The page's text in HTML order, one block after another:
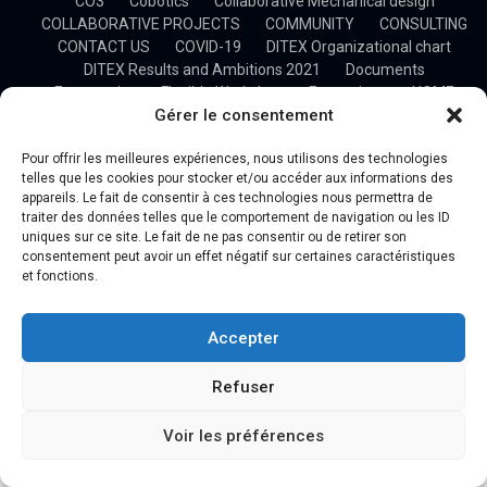
Gérer le consentement
Pour offrir les meilleures expériences, nous utilisons des technologies
telles que les cookies pour stocker et/ou accéder aux informations des
appareils. Le fait de consentir à ces technologies nous permettra de
traiter des données telles que le comportement de navigation ou les ID
uniques sur ce site. Le fait de ne pas consentir ou de retirer son
consentement peut avoir un effet négatif sur certaines caractéristiques
et fonctions.
Accepter
Refuser
Voir les préférences
COLLABORATIVE PROJECTS
COMMUNITY
CONSULTING
CONTACT US
COVID-19
DITEX Organizational chart
DITEX Results and Ambitions 2021
Documents
Ergonomics
Flexible Workshop Formations
HOME
HOSTED SOLUTION
Industry 4.0
OUR BUSINESS
OUR CLIENTS
OUR MISSIONS
OUR PARTNERS
OUR TEAM Plan du site
PRESS
PROFESSIONAL TRAINING
Project Management
Projects
Research
SIM4.0
Stage – Développement d’une plateforme de gestion d’un
VIDEOS
WHY DITEX